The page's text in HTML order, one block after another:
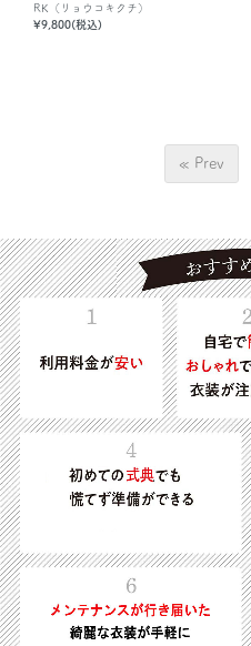
RK（リョウコキクチ）
¥9,800(税込)
« Prev